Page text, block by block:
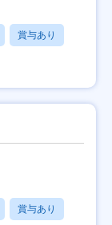
賞与あり
賞与あり